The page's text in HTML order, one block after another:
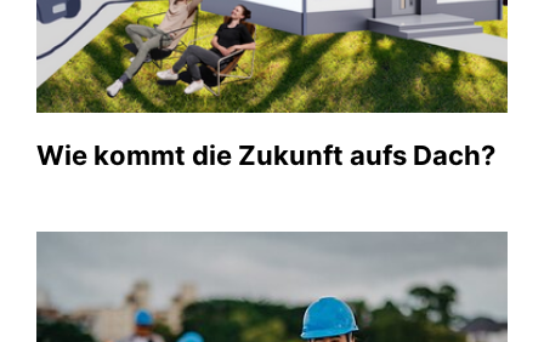
Wie kommt die Zukunft aufs Dach?